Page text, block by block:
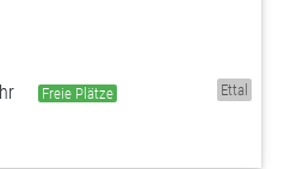
Freie Plätze Ettal